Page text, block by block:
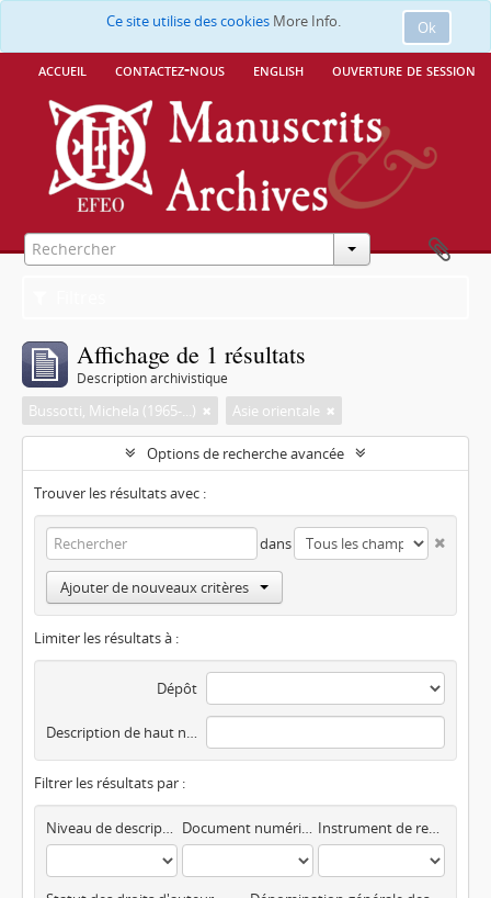
Ok
Ce site utilise des cookies More Info.
accueil contactez-nous english ouverture de session
Affichage de 1 résultats
Description archivistique
Bussotti, Michela (1965-...) Asie orientale
Options de recherche avancée
Trouver les résultats avec :
dans
Ajouter de nouveaux critères
Limiter les résultats à :
Dépôt
Description de haut niveau
Filtrer les résultats par :
Niveau de description Document numérisé disponible Instrument de recherche